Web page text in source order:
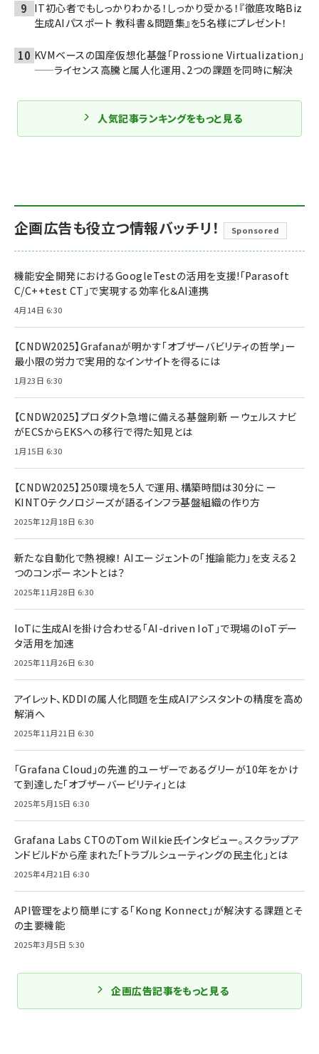
IT初心者でもしっかりわかる！しっかり受かる！『徹底攻略Biz
生成AIパスポート 教科書＆問題集』を5名様にプレゼント！
KVMベースの国産仮想化基盤「Prossione Virtualization」
——ライセンス高騰と属人化運用、2つの課題を同時に解決
人気記事ランキングをもっと見る
企画広告も役立つ情報バッチリ！ Sponsored
機能安全開発におけるGoogleTestの活用を支援!「Parasoft
C/C++test CT」で実現する効率化＆AI連携
4月14日 6:30
【CNDW2025】Grafanaが明かす「オブザーバビリティの哲学」ー
最小限の労力で実用的なインサイトを得るには
1月23日 6:30
【CNDW2025】プロダクト急増に備える基盤刷新 ーウェルスナビ
がECSからEKSへの移行で得た知見とは
1月15日 6:30
【CNDW2025】250環境を5人で運用、構築時間は30分に ー
KINTOテクノロジーズが語るインフラ基盤組織の作り方
2025年12月18日 6:30
新たな自動化で熱視線！ AIエージェントの「推論能力」を支える2
つのコンポーネントとは？
2025年11月28日 6:30
IoTに生成AIを掛け合わせる「AI-driven IoT」で現場のIoTデー
タ活用を加速
2025年11月26日 6:30
アイレット、KDDIの属人化問題を生成AIアシスタントの精度を高め
解消へ
2025年11月21日 6:30
「Grafana Cloud」の先進的ユーザーであるグリーが10年をかけ
て到達した「オブザーバービリティ」とは
2025年5月15日 6:30
Grafana Labs CTOのTom Wilkie氏インタビュー。スクラップア
ンドビルドから産まれた「トラブルシューティングの民主化」とは
2025年4月21日 6:30
API管理をより簡単にする「Kong Konnect」が解決する課題とそ
の主要機能
2025年3月5日 5:30
企画広告記事をもっと見る